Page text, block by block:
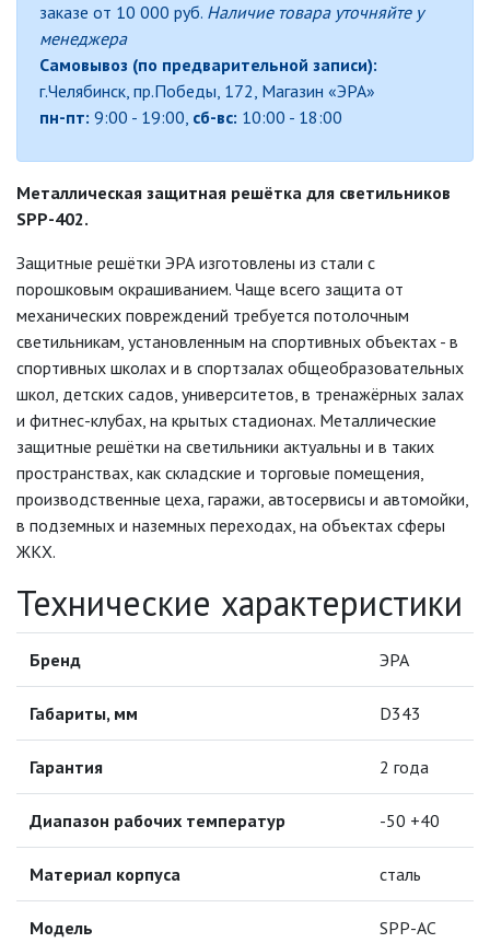
БАКТЕРИЦИДНЫЕ ЛАМПЫ
ДАТЧИКИ ДВИЖЕНИЯ И
ФОТОРЕЛЕ
ДЕКОРАТИВНЫЕ СВЕТИЛЬНИКИ
ИЗОЛЯЦИОННАЯ ЛЕНТА
ИНФРАКРАСНЫЕ ЛАМПЫ
ИСТОЧНИКИ СВЕТА
КАБЕЛЕНЕСУЩИЕ СИСТЕМЫ
КАБЕЛЬ
ЛЕНТЫ СВЕТОДИОДНЫЕ (LED
СВЕТИЛЬНИКИ
ЛЮСТРЫ
МОДУЛЬНЫЕ СИСТЕМЫ
ОСВЕЩЕНИЯ (LED МОДУЛИ)
НАСТОЛЬНЫЕ СВЕТИЛЬНИКИ
заказе от 10 000 руб. Наличие товара уточняйте у
менеджера
Самовывоз (по предварительной записи):
г.Челябинск, пр.Победы, 172, Магазин «ЭРА»
пн-пт: 9:00 - 19:00, сб-вс: 10:00 - 18:00
Металлическая защитная решётка для светильников
SPP-402.
Защитные решётки ЭРА изготовлены из стали с
порошковым окрашиванием. Чаще всего защита от
механических повреждений требуется потолочным
светильникам, установленным на спортивных объектах - в
спортивных школах и в спортзалах общеобразовательных
школ, детских садов, университетов, в тренажёрных залах
и фитнес-клубах, на крытых стадионах. Металлические
защитные решётки на светильники актуальны и в таких
пространствах, как складские и торговые помещения,
производственные цеха, гаражи, автосервисы и автомойки,
в подземных и наземных переходах, на объектах сферы
ЖКХ.
Технические характеристики
Бренд ЭРА
Габариты, мм D343
Гарантия 2 года
Диапазон рабочих температур -50 +40
Материал корпуса сталь
Модель SPP-AC